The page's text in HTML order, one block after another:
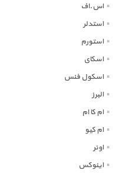
اس.اف
استدلر
استورم
اسکای
اسکول فنس
البرز
ام کا ام
ام کیو
اونر
اینوکس